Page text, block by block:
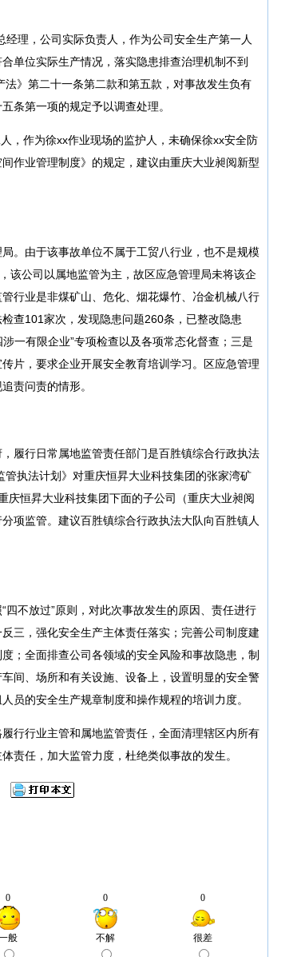
理，公司实际负责人，作为公司安全生产第一人
单位实际生产情况，落实隐患排查治理机制不到
》第二十一条第二款和第五款，对事故发生负有
条第一项的规定予以调查处理。
，作为徐xx作业现场的监护人，未确保徐xx安全防
作业管理制度》的规定，建议由重庆大业昶阅新型
。由于该事故单位不属于工贸八行业，也不是规模
该公司以属地监管为主，故区应急管理局未将该企
行业是非煤矿山、危化、烟花爆竹、冶金机械八行
查101家次，发现隐患问题260条，已整改隐患
一有限企业”专项检查以及各项常态化督查；三是
片，要求企业开展安全教育培训学习。区应急管理
责问责的情形。
履行日常属地监管责任部门是百胜镇综合行政执法
执法计划》对重庆恒昇大业科技集团的张家湾矿
庆恒昇大业科技集团下面的子公司（重庆大业昶阅
项监管。建议百胜镇综合行政执法大队向百胜镇人
四不放过”原则，对此次事故发生的原因、责任进行
三，强化安全生产主体责任落实；完善公司制度建
；全面排查公司各领域的安全风险和事故隐患，制
间、场所和有关设施、设备上，设置明显的安全警
员的安全生产规章制度和操作规程的培训力度。
行行业主管和属地监管责任，全面清理辖区内所有
责任，加大监管力度，杜绝类似事故的发生。